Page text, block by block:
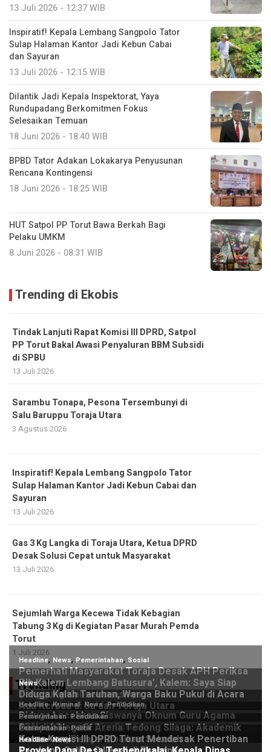
13 Juli 2026 - 12:37 WIB
Inspiratif! Kepala Lembang Sangpolo Tator
Sulap Halaman Kantor Jadi Kebun Cabai
dan Sayuran
13 Juli 2026 - 12:15 WIB
Dilantik Jadi Kepala Inspektorat, Yaya
Rundupadang Berkomitmen Fokus
Selesaikan Temuan
18 Juni 2026 - 18:40 WIB
BPBD Tator Adakan Lokakarya Penyusunan
Rencana Kontingensi
18 Juni 2026 - 18:25 WIB
HUT Satpol PP Torut Bawa Berkah Bagi
Pelaku UMKM
8 Juni 2026 - 08:31 WIB
Trending di Ekobis
Tindak Lanjuti Rapat Komisi III DPRD, Satpol
PP Torut Bakal Awasi Penyaluran BBM Subsidi
di SPBU
13 Juli 2026
Sarambu Tonapa, Pesona Tersembunyi di
Salu Baruppu Toraja Utara
3 Agustus 2026
Inspiratif! Kepala Lembang Sangpolo Tator
Sulap Halaman Kantor Jadi Kebun Cabai dan
Sayuran
13 Juli 2026
Gas 3 Kg Langka di Toraja Utara, Ketua DPRD
Desak Solusi Cepat untuk Masyarakat
13 Juli 2026
Sejumlah Warga Kecewa Tidak Kebagian
Tabung 3 Kg di Kegiatan Pasar Murah Pemda
Torut
1 Juli 2026
Trending